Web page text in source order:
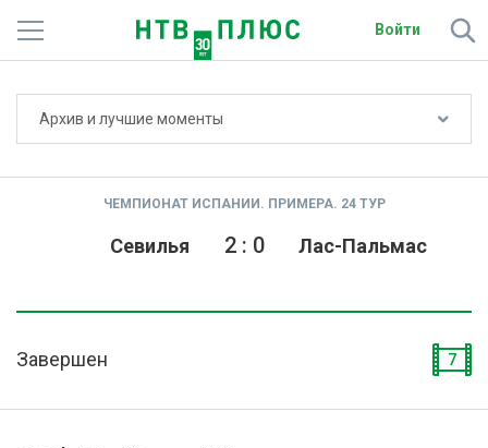
Войти
Архив и лучшие моменты
ЧЕМПИОНАТ ИСПАНИИ. ПРИМЕРА. 24 ТУР
Севилья Лас-Пальмас
2: 0
Завершен 7